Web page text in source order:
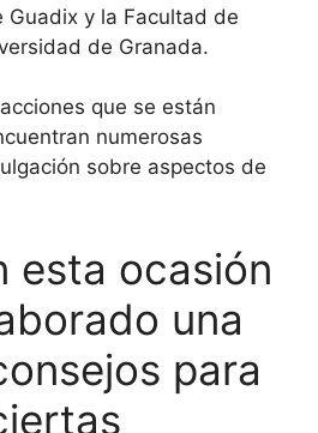
Guadix y la Facultad de
de Granada.
que se están
numerosas
sobre aspectos de
ocasión
una
para